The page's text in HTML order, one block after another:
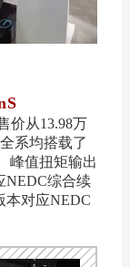
价从13.98万
系均搭载了
峰值扭矩输出
NEDC综合续
本对应NEDC